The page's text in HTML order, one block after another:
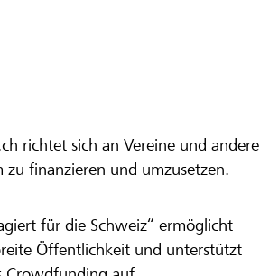
richtet sich an Vereine und andere
finanzieren und umzusetzen.
für die Schweiz“ ermöglicht
Öffentlichkeit und unterstützt